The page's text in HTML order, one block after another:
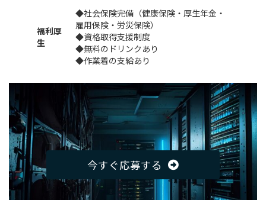
福利厚
生
◆社会保険完備（健康保険・厚生年金・
雇用保険・労災保険）
◆資格取得支援制度
◆無料のドリンクあり
◆作業着の支給あり
今すぐ応募する